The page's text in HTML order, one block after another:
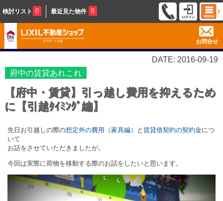
検討リスト 0 最近見た物件 0
お問合せ
DATE: 2016-09-19
府中の賃貸あれこれ
【府中・賃貸】引っ越し費用を抑えるため
に【引越ﾀｲﾐﾝｸﾞ編】
先日お引越しの際の想定外の費用（家具編） と 賃貸借契約の契約金につ
いて
お話をさせていただきましたが。
今回は実際に荷物を移動する際のお話をしたいと思います。